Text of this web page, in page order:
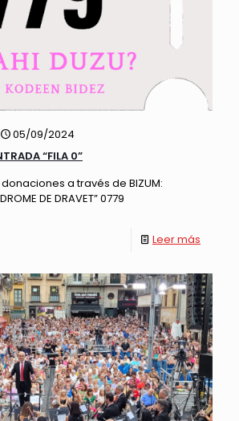
05/09/2024
“FILA 0”
a través de BIZUM:
DE DRAVET” 0779
Leer más